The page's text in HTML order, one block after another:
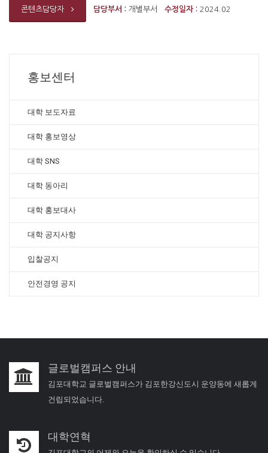
콘텐츠담당자 담당부서 : 개별부서 수정일자 : 2024.02
홍보센터
대학 보도자료
대학 홍보영상
대학 SNS
대학 동아리
대학 홍보대사
대학 공지사항
입찰공지
안전경영 공지
글로벌캠퍼스 안내
김포대학교 글로벌캠퍼스가 김포한강신도시 운양동에 새롭게
건립되었습니다.
대학연혁